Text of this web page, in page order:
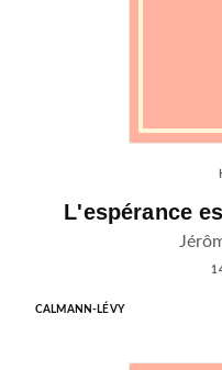
L'espérance
CALMANN-LÉVY